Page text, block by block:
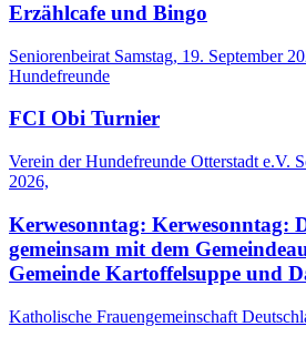
Erzählcafe und Bingo
Seniorenbeirat Samstag, 19. September
Hundefreunde
FCI Obi Turnier
Verein der Hundefreunde Otterstadt e.V.
2026,
Kerwesonntag: Kerwesonntag:
gemeinsam mit dem
Gemeinde Kartoffelsuppe und
Katholische Frauengemeinschaft